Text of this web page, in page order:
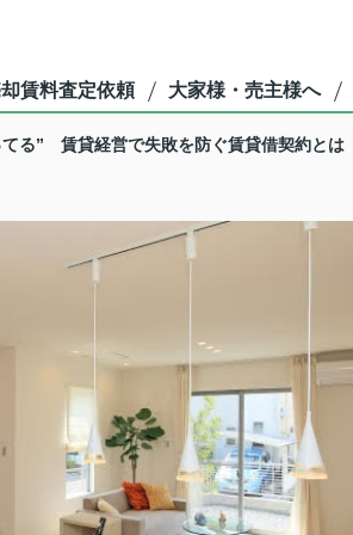
賃料査定依頼 大家様・売主様へ
てる” 賃貸経営で失敗を防ぐ賃貸借契約とは